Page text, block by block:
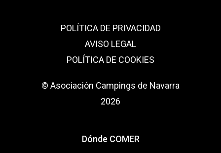
POLÍTICA DE PRIVACIDAD
AVISO LEGAL
POLÍTICA DE COOKIES
© Asociación Campings de Navarra
2026
Dónde COMER